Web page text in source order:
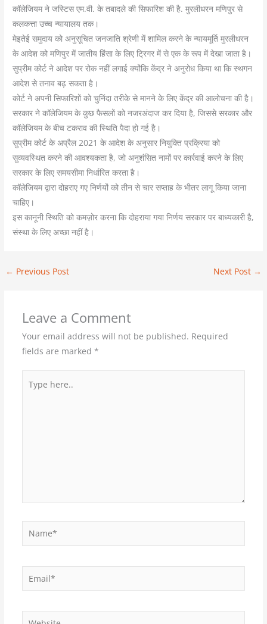
कॉलेजियम ने जस्टिस एम.वी. के तबादले की सिफारिश की है. मुरलीधरन मणिपुर से
कलकत्ता उच्च न्यायालय तक।
मेइतेई समुदाय को अनुसूचित जनजाति श्रेणी में शामिल करने के न्यायमूर्ति मुरलीधरन
के आदेश को मणिपुर में जातीय हिंसा के लिए ट्रिगर में से एक के रूप में देखा जाता है।
सुप्रीम कोर्ट ने आदेश पर रोक नहीं लगाई क्योंकि केंद्र ने अनुरोध किया था कि स्थगन
आदेश से तनाव बढ़ सकता है।
कोर्ट ने अपनी सिफारिशों को चुनिंदा तरीके से मानने के लिए केंद्र की आलोचना की है।
सरकार ने कॉलेजियम के कुछ फैसलों को नजरअंदाज कर दिया है, जिससे सरकार और
कॉलेजियम के बीच टकराव की स्थिति पैदा हो गई है।
सुप्रीम कोर्ट के अप्रैल 2021 के आदेश के अनुसार नियुक्ति प्रक्रिया को
सुव्यवस्थित करने की आवश्यकता है, जो अनुशंसित नामों पर कार्रवाई करने के लिए
सरकार के लिए समयसीमा निर्धारित करता है।
कॉलेजियम द्वारा दोहराए गए निर्णयों को तीन से चार सप्ताह के भीतर लागू किया जाना
चाहिए।
इस कानूनी स्थिति को कमज़ोर करना कि दोहराया गया निर्णय सरकार पर बाध्यकारी है,
संस्था के लिए अच्छा नहीं है।
← Previous Post Next Post →
Leave a Comment
Your email address will not be published. Required
fields are marked *
here..
Name*
Email*
Website